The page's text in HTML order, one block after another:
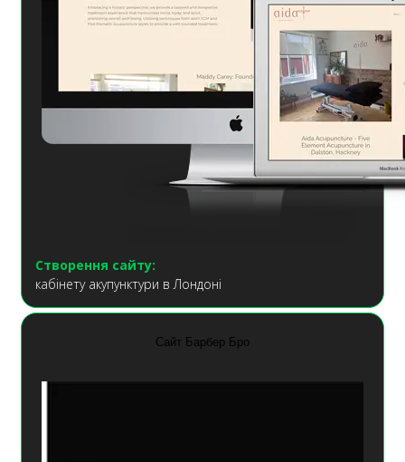
Створення сайту:
кабінету акупунктури в Лондоні
Сайт Барбер Бро